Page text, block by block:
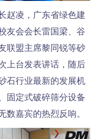
赵凌，广东省绿色建
友会会长雷国梁、谷
联盟主席黎同锐等砂
上台发表讲话，随后
石行业最新的发展机
固定式破碎筛分设备
数嘉宾的热烈反响。